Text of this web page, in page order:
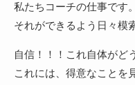
私たちコーチの仕事です。
それができるよう日々模
自信！！！これ自体がど
これには、得意なことを